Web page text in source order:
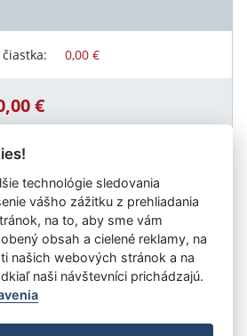
0,00 €
€
Úrad vládneho auditu
práva vyhradené
technológie sledovania
vášho zážitku z prehliadania
na to, aby sme vám
obsah a cielené reklamy, na
našich webových stránok a na
naši návštevníci prichádzajú.